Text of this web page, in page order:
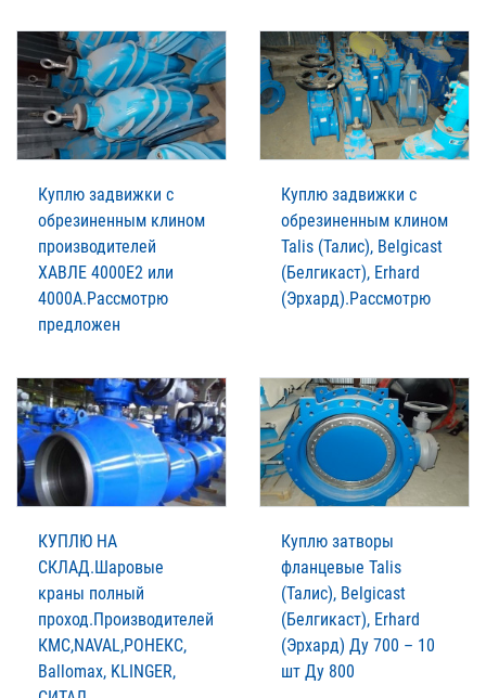
Куплю задвижки с
обрезиненным клином
производителей
XАВЛЕ 4000Е2 или
4000А.Рассмотрю
предложен
Куплю задвижки с
обрезиненным клином
Talis (Талис), Belgicast
(Белгикаст), Erhard
(Эрхард).Рассмотрю
КУПЛЮ НА
СКЛАД.Шаровые
краны полный
проход.Производителей
КМС,NAVAL,РОНЕКС,
Ballomax, KLINGER,
Куплю затворы
фланцевые Talis
(Талис), Belgicast
(Белгикаст), Erhard
(Эрхард) Ду 700 – 10
шт Ду 800